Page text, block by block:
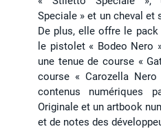
Speciale » et un cheval et
De plus, elle offre le
le pistolet « Bodeo Nero
une tenue de course «
course « Carozella
contenus numériques
Originale et un artbook
et de notes des